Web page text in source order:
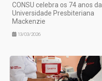
CONSU celebra os 74 anos da
Universidade Presbiteriana
Mackenzie
13/03/2026